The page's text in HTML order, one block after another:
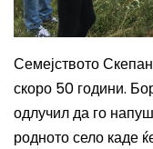
Семејството
скоро 50 години.
одлучил да го
родното село каде